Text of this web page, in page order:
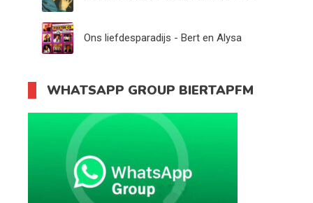
Ons liefdesparadijs - Bert en Alysa
WHATSAPP GROUP BIERTAPFM